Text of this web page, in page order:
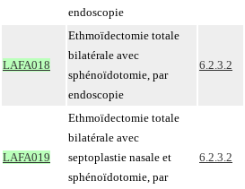
endoscopie
LAFA018
Ethmoïdectomie totale
bilatérale avec
sphénoïdotomie, par
endoscopie
6.2.3.2
LAFA019
Ethmoïdectomie totale
bilatérale avec
septoplastie nasale et
sphénoïdotomie, par
6.2.3.2